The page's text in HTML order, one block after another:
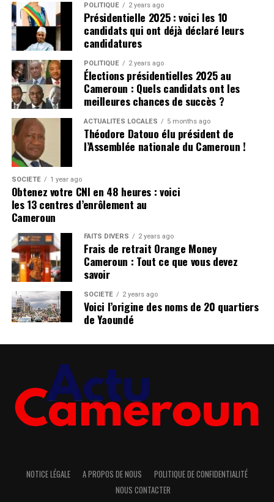
POLITIQUE 2 years ago
Présidentielle 2025 : voici les 10
candidats qui ont déjà déclaré leurs
candidatures
POLITIQUE 2 years ago
Élections présidentielles 2025 au
Cameroun : Quels candidats ont les
meilleures chances de succès ?
ACTUALITÉS LOCALES 5 months ago
Théodore Datouo élu président de
l’Assemblée nationale du Cameroun !
SOCIÉTÉ 1 year ago
Obtenez votre CNI en 48 heures : voici
les 13 centres d’enrôlement au
Cameroun
FAITS DIVERS 2 years ago
Frais de retrait Orange Money
Cameroun : Tout ce que vous devez
savoir
SOCIÉTÉ 2 years ago
Voici l’origine des noms de 20 quartiers
de Yaoundé
NOTICE LÉGALE A PROPOS DE NOUS
POLITIQUE DE CONFIDENTIALITÉ
NOUS CONTACTER